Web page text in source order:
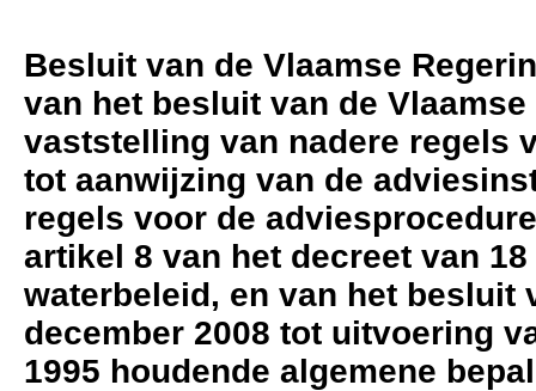
Besluit van de Vlaamse
van het besluit van de
vaststelling van nadere regels
tot aanwijzing van de
regels voor de
artikel 8 van het decreet van
waterbeleid, en van het besluit
december 2008 tot uitvoering
1995 houdende algemene